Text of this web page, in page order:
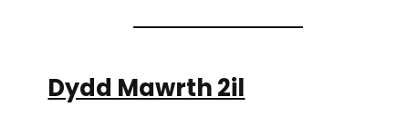
Dydd Mawrth 2il